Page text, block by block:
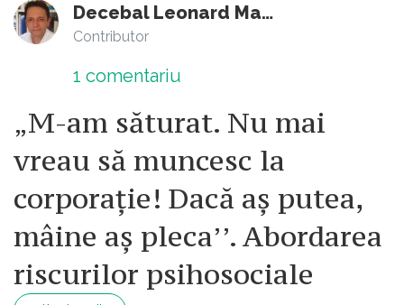
Decebal Leonard Marin
Contributor
1 comentariu
„M-am săturat. Nu mai
vreau să muncesc la
corporație! Dacă aș putea,
mâine aș pleca’’. Abordarea
riscurilor psihosociale